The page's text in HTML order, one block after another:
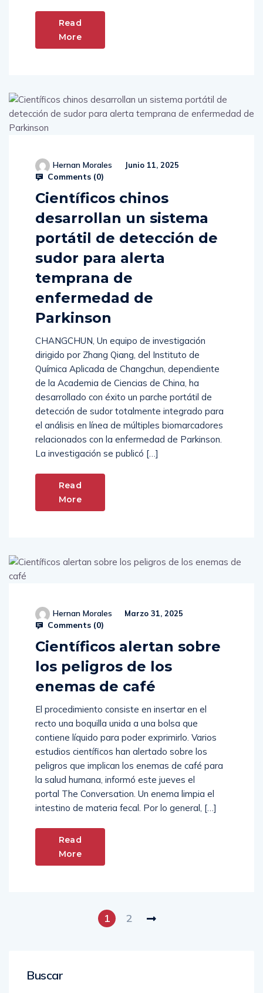
Read
More
Hernan Morales Junio 11, 2025
Comments (0)
Científicos chinos
desarrollan un sistema
portátil de detección de
sudor para alerta
temprana de
enfermedad de
Parkinson
CHANGCHUN, Un equipo de investigación
dirigido por Zhang Qiang, del Instituto de
Química Aplicada de Changchun, dependiente
de la Academia de Ciencias de China, ha
desarrollado con éxito un parche portátil de
detección de sudor totalmente integrado para
el análisis en línea de múltiples biomarcadores
relacionados con la enfermedad de Parkinson.
La investigación se publicó […]
Read
More
Hernan Morales Marzo 31, 2025
Comments (0)
Científicos alertan sobre
los peligros de los
enemas de café
El procedimiento consiste en insertar en el
recto una boquilla unida a una bolsa que
contiene líquido para poder exprimirlo. Varios
estudios científicos han alertado sobre los
peligros que implican los enemas de café para
la salud humana, informó este jueves el
portal The Conversation. Un enema limpia el
intestino de materia fecal. Por lo general, […]
Read
More
1 2
Buscar